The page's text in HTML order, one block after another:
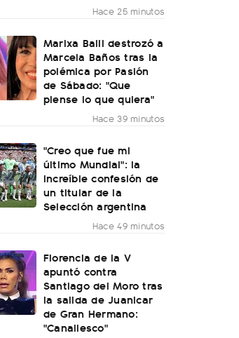
Hace 25 minutos
Marixa Balli destrozó a
Marcela Baños tras la
polémica por Pasión
de Sábado: "Que
piense lo que quiera"
Hace 39 minutos
"Creo que fue mi
último Mundial": la
increíble confesión de
un titular de la
Selección argentina
Hace 49 minutos
Florencia de la V
apuntó contra
Santiago del Moro tras
la salida de Juanicar
de Gran Hermano:
"Canallesco"